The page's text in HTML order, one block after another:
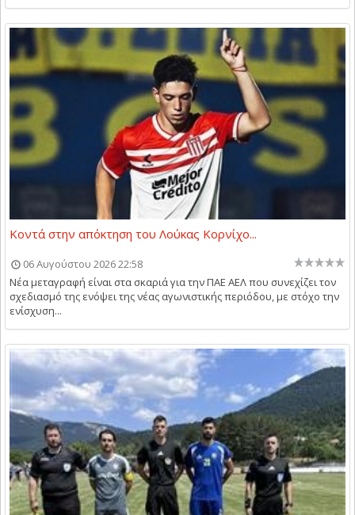
Κοντά στην απόκτηση του Λούκας Κορνίχο...
06 Αυγούστου 2026 22:58
Νέα μεταγραφή είναι στα σκαριά για την ΠΑΕ ΑΕΛ που συνεχίζει τον
σχεδιασμό της ενόψει της νέας αγωνιστικής περιόδου, με στόχο την
ενίσχυση...